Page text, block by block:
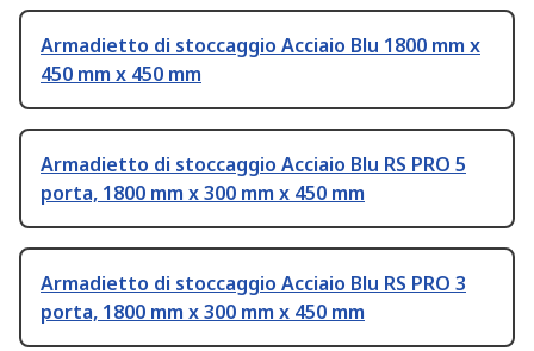
Armadietto di stoccaggio Acciaio Blu 1800 mm x
450 mm x 450 mm
Armadietto di stoccaggio Acciaio Blu RS PRO 5
porta, 1800 mm x 300 mm x 450 mm
Armadietto di stoccaggio Acciaio Blu RS PRO 3
porta, 1800 mm x 300 mm x 450 mm